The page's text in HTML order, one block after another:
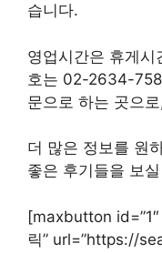
습니다.
영업시간은 휴게
호는 02-2634-
문으로 하는 곳으
더 많은 정보를 원
좋은 후기들을 보
[maxbutton
릭” url=”https://